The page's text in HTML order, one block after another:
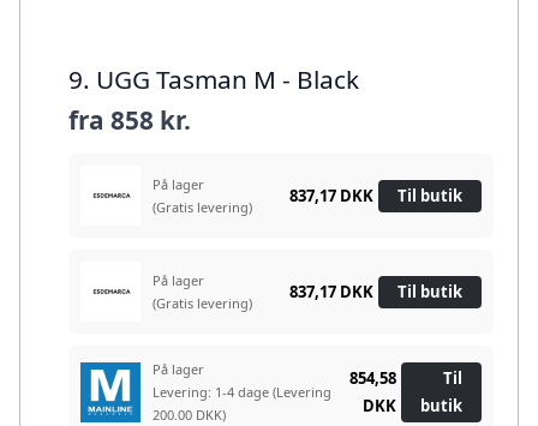
9. UGG Tasman M - Black
fra 858 kr.
På lager
(Gratis levering)
837,17 DKK Til butik
På lager
(Gratis levering)
837,17 DKK Til butik
På lager
Levering: 1-4 dage (Levering
200.00 DKK)
854,58
DKK
Til
butik